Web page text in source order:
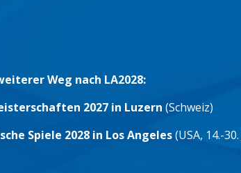
Weg nach LA2028:
2027 in Luzern (Schweiz)
Spiele 2028 in Los Angeles(USA, 14.-